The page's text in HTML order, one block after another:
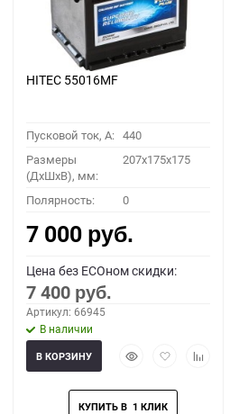
HITEC 55016MF
Пусковой ток, A: 440
Размеры
(ДхШхВ), мм:
207x175x175
Полярность: 0
7 000 руб.
Цена без ECOном скидки:
7 400 руб.
Артикул: 66945
В наличии
БыстрыйДобавить
избранное
Добавить
В КОРЗИНУ